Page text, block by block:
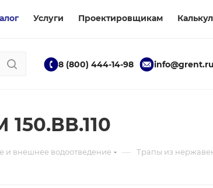
Услуги Проектировщикам
8 (800) 444-14-98 info@grent.ru
150.ВВ.110
и внешнее водоотведение — Трапы из